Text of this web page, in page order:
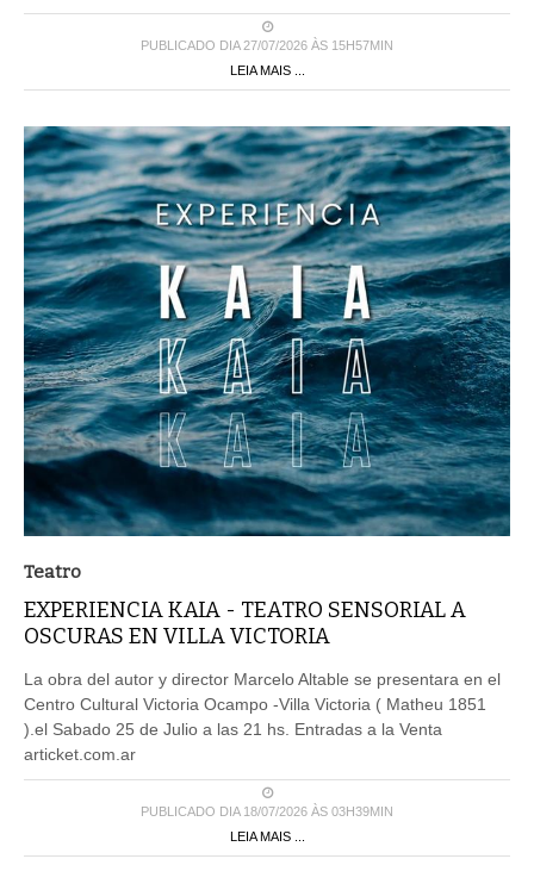
PUBLICADO DIA 27/07/2026 ÀS 15H57MIN
LEIA MAIS ...
Teatro
EXPERIENCIA KAIA - TEATRO SENSORIAL A
OSCURAS EN VILLA VICTORIA
La obra del autor y director Marcelo Altable se presentara en el
Centro Cultural Victoria Ocampo -Villa Victoria ( Matheu 1851
).el Sabado 25 de Julio a las 21 hs. Entradas a la Venta
articket.com.ar
PUBLICADO DIA 18/07/2026 ÀS 03H39MIN
LEIA MAIS ...